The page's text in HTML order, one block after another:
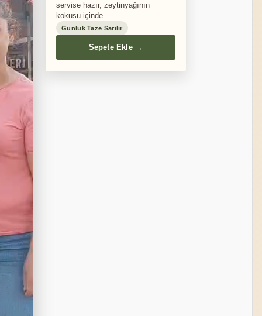
servise hazır, zeytinyağının
kokusu içinde.
Günlük Taze Sarılır
Sepete Ekle →